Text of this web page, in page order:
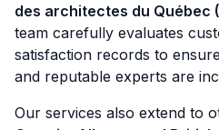
des architectes du Québec
team carefully evaluates
satisfaction records to
and reputable experts are
Our services also extend to